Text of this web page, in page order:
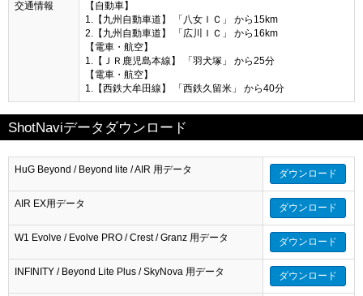
交通情報
【自動車】
1.【九州自動車道】 「八女ＩＣ」 から15km
2.【九州自動車道】 「広川ＩＣ」 から16km
【電車・航空】
1.【ＪＲ鹿児島本線】 「羽犬塚」 から25分
【電車・航空】
1.【西鉄大牟田線】 「西鉄久留米」 から40分
ShotNaviデータダウンロード
HuG Beyond / Beyond lite / AIR 用データ ダウンロード
AIR EX用データ ダウンロード
W1 Evolve / Evolve PRO / Crest / Granz 用データ ダウンロード
INFINITY / Beyond Lite Plus / SkyNova 用データ ダウンロード